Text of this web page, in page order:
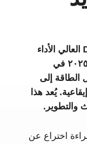
هذا هو ميزان الساعة Dynapulse العالي الأداء
الخاص بنا. طُرِح هذا الميزان عام ٢٠٢٥ في
الطاقة إلى
يُعد هذا
والتطوير.
اختراع عن